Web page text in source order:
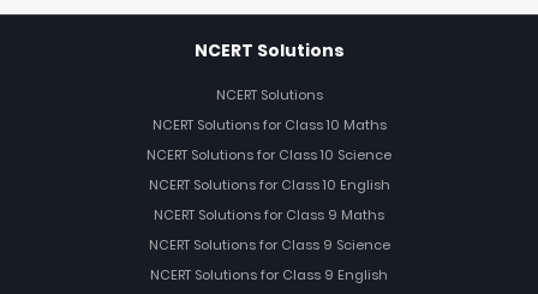
NCERT Solutions
NCERT Solutions
NCERT Solutions for Class 10 Maths
NCERT Solutions for Class 10 Science
NCERT Solutions for Class 10 English
NCERT Solutions for Class 9 Maths
NCERT Solutions for Class 9 Science
NCERT Solutions for Class 9 English